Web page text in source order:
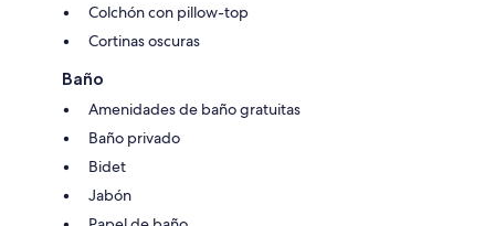
Colchón con pillow-top
Cortinas oscuras
Baño
Amenidades de baño gratuitas
Baño privado
Bidet
Jabón